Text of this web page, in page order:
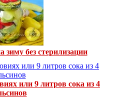
зиму без стерилизации
или 9 литров сока из 4